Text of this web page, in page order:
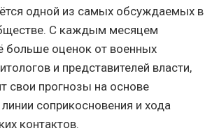
одной из самых обсуждаемых в
С каждым месяцем
больше оценок от военных
и представителей власти,
свои прогнозы на основе
соприкосновения и хода
контактов.